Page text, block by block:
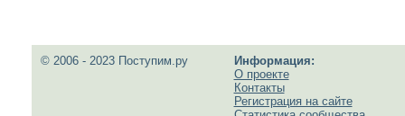
© 2006 - 2023 Поступим.ру
Информация:
О проекте
Контакты
Регистрация на сайте